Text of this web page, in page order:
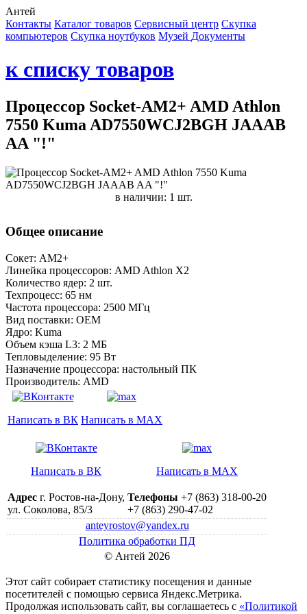
Антей
Контакты Каталог товаров Сервисный центр Cкупка
компьютеров Cкупка ноутбуков Музей Документы
к списку товаров
Процессор Socket-AM2+ AMD Athlon
7550 Kuma AD7550WCJ2BGH JAAAB
AA "!"
в наличии: 1 шт.
Общее описание
Сокет: AM2+
Линейка процессоров: AMD Athlon X2
Количество ядер: 2 шт.
Техпроцесс: 65 нм
Частота процессора: 2500 МГц
Вид поставки: OEM
Ядро: Kuma
Объем кэша L3: 2 МБ
Тепловыделение: 95 Вт
Назначение процессора: настольный ПК
Производитель: AMD
Написать в ВК Написать в MAX
Написать в ВК Написать в MAX
Адрес г. Ростов-на-Дону,
ул. Соколова, 85/3
Телефоны +7 (863) 318-00-20
+7 (863) 290-47-02
anteyrostov@yandex.ru
Политика обработки ПД
© Антей 2026
Этот сайт собирает статистику посещения и данные
посетителей c помощью сервиса Яндекс.Метрика.
Продолжая использовать сайт, вы соглашаетесь с «Политикой